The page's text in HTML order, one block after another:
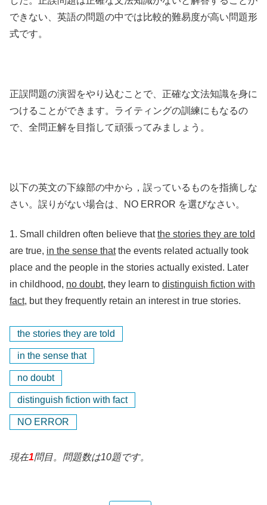
できない、英語の問題の中では比較的難易度が高い問題形
式です。
正誤問題の演習をやり込むことで、正確な文法知識を身に
つけることができます。ライティングの訓練にもなるの
で、全問正解を目指して頑張ってみましょう。
以下の英文の下線部の中から，誤っているものを指摘しな
さい。誤りがない場合は、NO ERROR を選びなさい。
1. Small children often believe thatthe stories they are told
are true, in the sense thatthe events related actually took
place and the people in the stories actually existed. Later
in childhood, no doubt, they learn to distinguish fiction with
fact, but they frequently retain an interest in true stories.
the stories they are told
in the sense that
no doubt
distinguish fiction with fact
NO ERROR
現在1問目。問題数は10題です。